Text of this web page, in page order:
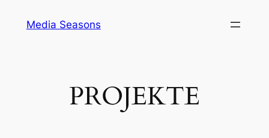
InhaltMedia Seasons
PROJEKTE